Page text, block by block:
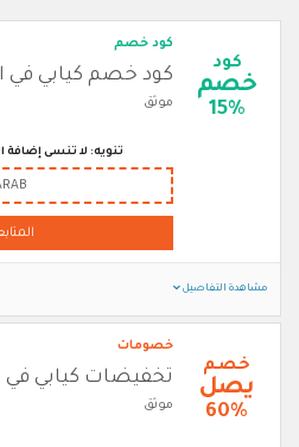
كود
خصم
15%
كود خصم
كود خصم كيابي في
موثق
تنويه: لا تنسى إضافة
مشاهدة التفاصيل
خصم
يصل
60%
خصومات
تخفيضات كيابي في
موثق